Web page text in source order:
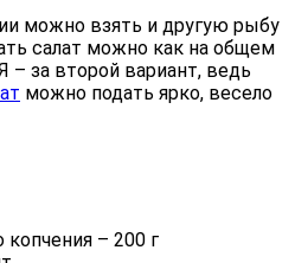
можно взять и другую рыбу
салат можно как на общем
– за второй вариант, ведь
можно подать ярко, весело
копчения – 200 г